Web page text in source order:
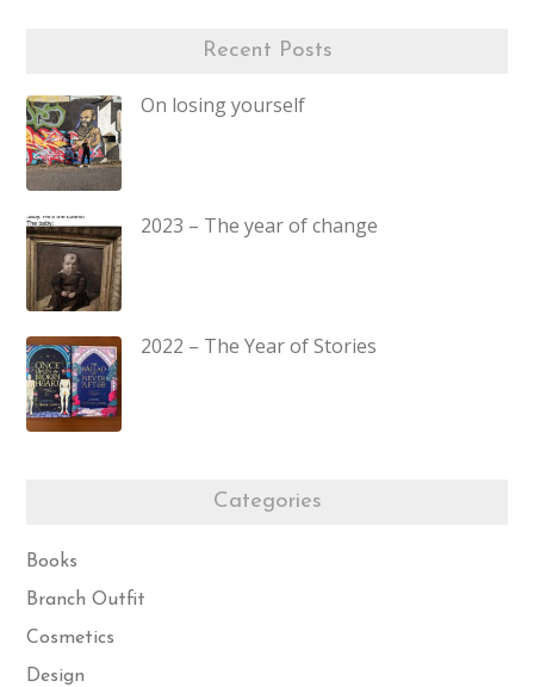
Recent Posts
On losing yourself
2023 – The year of change
2022 – The Year of Stories
Categories
Books
Branch Outfit
Cosmetics
Design